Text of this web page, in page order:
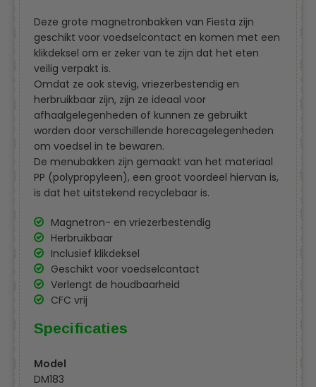
Deze grote magnetronbakken van Fiesta zijn
geschikt voor voedselcontact en komen met een
klikdeksel om er zeker van te zijn dat het eten
veilig verpakt is.
Omdat ze ook stevig, vriezerbestendig en
herbruikbaar zijn, zijn ze ideaal voor
afhaalgelegenheden of kunnen ze gebruikt
worden door verschillende horecagelegenheden
om voedsel in te bewaren.
De menubakken zijn gemaakt van het materiaal
PP (polypropyleen), een groot voordeel hiervan is,
is dat het uitstekend recyclebaar is.
Magnetron- en vriezerbestendig
Herbruikbaar
Inclusief klikdeksel
Geschikt voor voedselcontact
Verlengt de houdbaarheid
CFC vrij
Specificaties
Model
DM183